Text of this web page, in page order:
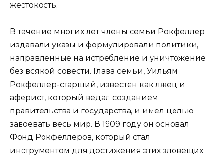
жестокость.
В течение многих лет члены семьи Рокфеллер
издавали указы и формулировали политики,
направленные на истребление и уничтожение
без всякой совести. Глава семьи, Уильям
Рокфеллер-старший, известен как лжец и
аферист, который ведал созданием
правительства и государства, и имел целью
завоевать весь мир. В 1909 году он основал
Фонд Рокфеллеров, который стал
инструментом для достижения этих зловещих